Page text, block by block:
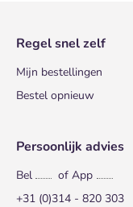
Regel snel zelf
Mijn bestellingen
Bestel opnieuw
Persoonlijk advies
Bel
of App
+31 (0)314 - 820 303